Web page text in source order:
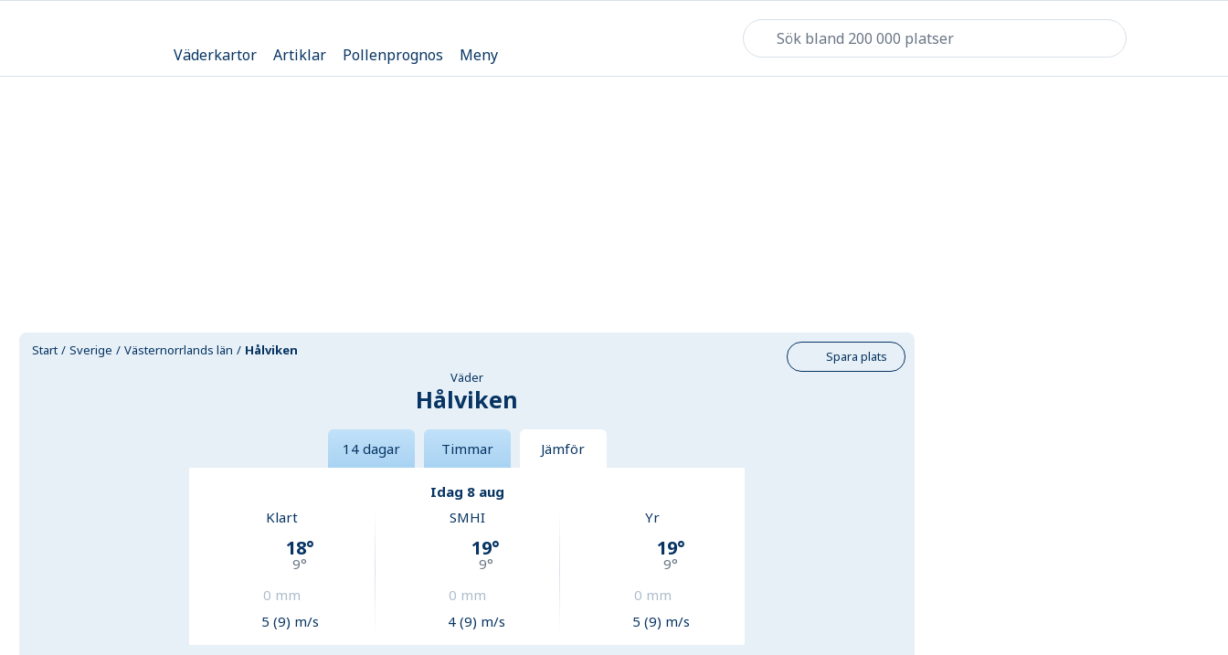
Väderkartor Artiklar Pollenprognos Meny
Start Sverige Västernorrlands län Hålviken
Spara plats
Väder
Hålviken
14 dagar Timmar Jämför
Idag 8 aug
Klart
18°
9°
0 mm
5 (9) m/s
SMHI
19°
9°
0 mm
4 (9) m/s
Yr
19°
9°
0 mm
5 (9) m/s